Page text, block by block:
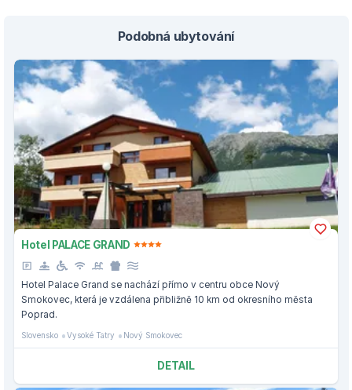
Podobná ubytování
Hotel PALACE GRAND
Hotel Palace Grand se nachází přímo v centru obce Nový
Smokovec, která je vzdálena přibližně 10 km od okresního města
Poprad.
Slovensko Vysoké Tatry Nový Smokovec
DETAIL